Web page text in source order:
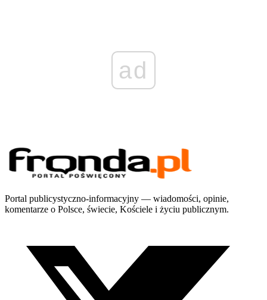
ad
Portal publicystyczno-informacyjny — wiadomości, opinie,
komentarze o Polsce, świecie, Kościele i życiu publicznym.